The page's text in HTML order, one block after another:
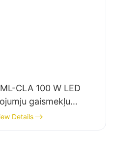
CLA 100 W LED
gaismekļu
iekštelpām,
degvielas
Details